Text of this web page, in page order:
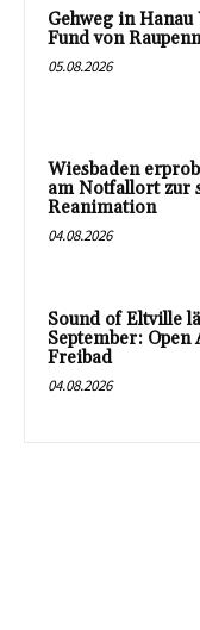
Gehweg in
Fund von
05.08.2026
Wiesbaden
am Notfallort zur
Reanimation
04.08.2026
Sound of Eltville
September:
Freibad
04.08.2026